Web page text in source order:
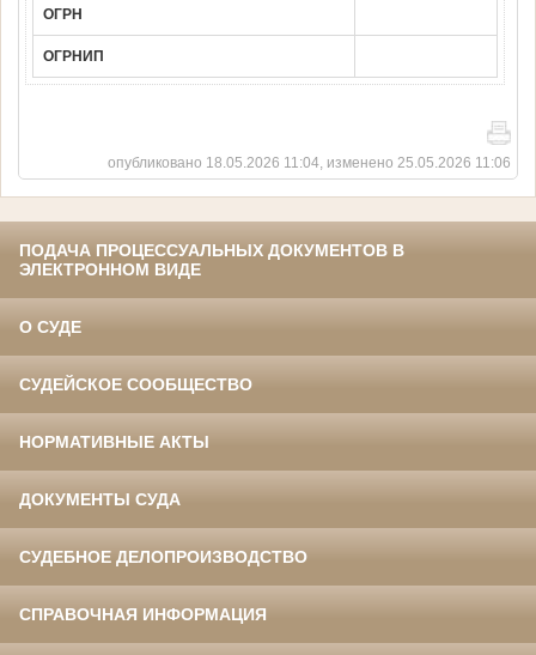
ОГРН
ОГРНИП
опубликовано 18.05.2026 11:04, изменено 25.05.2026 11:06
ПОДАЧА ПРОЦЕССУАЛЬНЫХ ДОКУМЕНТОВ В
ЭЛЕКТРОННОМ ВИДЕ
О СУДЕ
СУДЕЙСКОЕ СООБЩЕСТВО
НОРМАТИВНЫЕ АКТЫ
ДОКУМЕНТЫ СУДА
СУДЕБНОЕ ДЕЛОПРОИЗВОДСТВО
СПРАВОЧНАЯ ИНФОРМАЦИЯ